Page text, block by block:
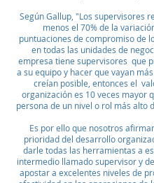
Según Gallup, "Los supervisores
menos el 70% de la
puntuaciones de compromiso de
en todas las unidades de
empresa tiene supervisores que
a su equipo y hacer que vayan
creían posible, entonces el
organización es 10 veces mayor
persona de un nivel o rol más alto
Es por ello que nosotros
prioridad del desarrollo
darle todas las herramientas a
intermedio llamado supervisor y
apostar a excelentes niveles de